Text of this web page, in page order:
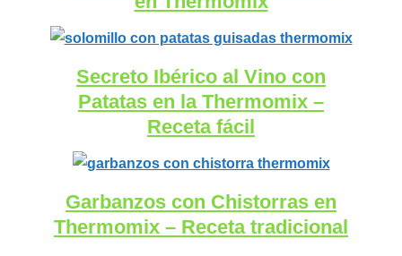
Secreto Ibérico al Vino con
Patatas en la Thermomix –
Receta fácil
Garbanzos con Chistorras en
Thermomix – Receta tradicional